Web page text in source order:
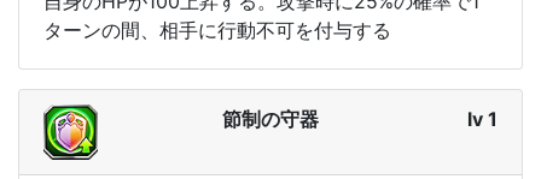
ターンの間、相手に行動不可を付与する
節制の守器 lv 1